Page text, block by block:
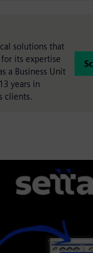
solutions that
its expertise
a Business Unit
years in
clients.